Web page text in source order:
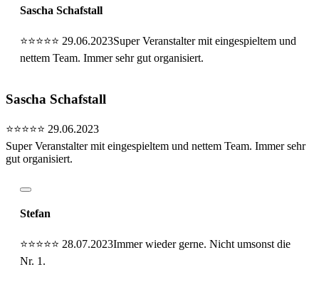
Sascha Schafstall
⭐⭐⭐⭐⭐ 29.06.2023Super Veranstalter mit eingespieltem und
nettem Team. Immer sehr gut organisiert.
Sascha Schafstall
⭐⭐⭐⭐⭐ 29.06.2023
Super Veranstalter mit eingespieltem und nettem Team. Immer sehr
gut organisiert.
Stefan
⭐⭐⭐⭐⭐ 28.07.2023Immer wieder gerne. Nicht umsonst die
Nr. 1.